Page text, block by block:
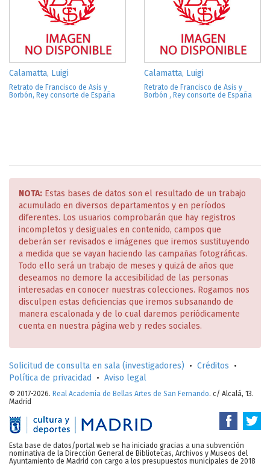
Calamatta, Luigi
Retrato de Francisco de Asis y
Borbón, Rey consorte de España
Calamatta, Luigi
Retrato de Francisco de Asis y
Borbón , Rey consorte de España
NOTA: Estas bases de datos son el resultado de un trabajo
acumulado en diversos departamentos y en períodos
diferentes. Los usuarios comprobarán que hay registros
incompletos y desiguales en contenido, campos que
deberán ser revisados e imágenes que iremos sustituyendo
a medida que se vayan haciendo las campañas fotográficas.
Todo ello será un trabajo de meses y quizá de años que
deseamos no demore la accesibilidad de las personas
interesadas en conocer nuestras colecciones. Rogamos nos
disculpen estas deficiencias que iremos subsanando de
manera escalonada y de lo cual daremos periódicamente
cuenta en nuestra página web y redes sociales.
Solicitud de consulta en sala (investigadores) • Créditos •
Política de privacidad
• Aviso legal
© 2017-2026. Real Academia de Bellas Artes de San Fernando. c/ Alcalá, 13.
Madrid
Esta base de datos/portal web se ha iniciado gracias a una subvención
nominativa de la Dirección General de Bibliotecas, Archivos y Museos del
Ayuntamiento de Madrid con cargo a los presupuestos municipales de 2018